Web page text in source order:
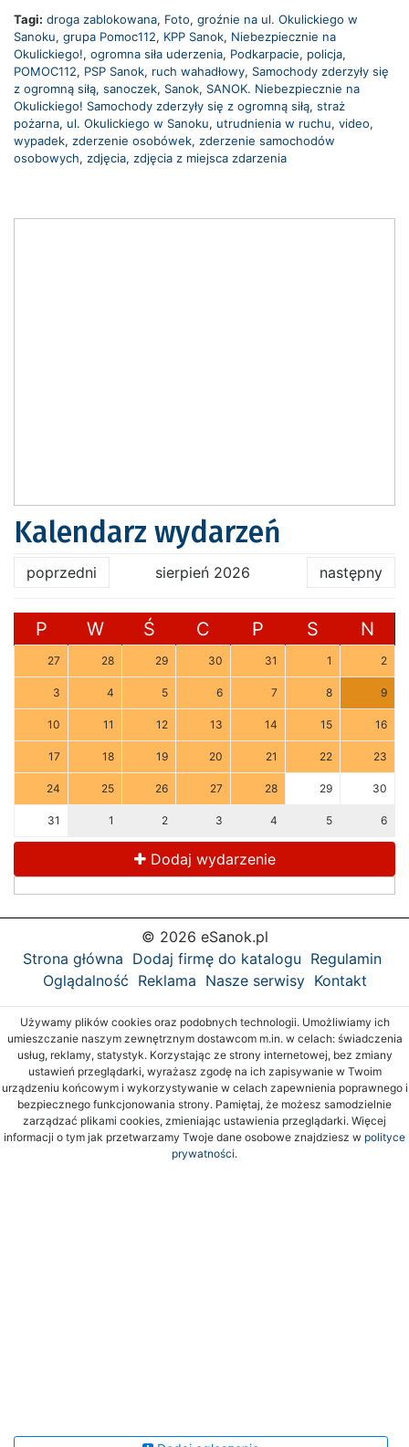
Tagi: droga zablokowana, Foto, groźnie na ul. Okulickiego w
Sanoku, grupa Pomoc112, KPP Sanok, Niebezpiecznie na
Okulickiego!, ogromna siła uderzenia, Podkarpacie, policja,
POMOC112, PSP Sanok, ruch wahadłowy, Samochody zderzyły się
z ogromną siłą, sanoczek, Sanok, SANOK. Niebezpiecznie na
Okulickiego! Samochody zderzyły się z ogromną siłą, straż
pożarna, ul. Okulickiego w Sanoku, utrudnienia w ruchu, video,
wypadek, zderzenie osobówek, zderzenie samochodów
osobowych, zdjęcia, zdjęcia z miejsca zdarzenia
Kalendarz wydarzeń
poprzedni sierpień 2026 następny
P W Ś C P S N
27 28 29 30 31 1 2
3 4 5 6 7 8 9
10 11 12 13 14 15 16
17 18 19 20 21 22 23
24 25 26 27 28 29 30
31 1 2 3 4 5 6
Dodaj wydarzenie
© 2026 eSanok.pl
Strona główna Dodaj firmę do katalogu Regulamin
Oglądalność Reklama Nasze serwisy Kontakt
Używamy plików cookies oraz podobnych technologii. Umożliwiamy ich
umieszczanie naszym zewnętrznym dostawcom m.in. w celach: świadczenia
usług, reklamy, statystyk. Korzystając ze strony internetowej, bez zmiany
ustawień przeglądarki, wyrażasz zgodę na ich zapisywanie w Twoim
urządzeniu końcowym i wykorzystywanie w celach zapewnienia poprawnego i
bezpiecznego funkcjonowania strony. Pamiętaj, że możesz samodzielnie
zarządzać plikami cookies, zmieniając ustawienia przeglądarki. Więcej
informacji o tym jak przetwarzamy Twoje dane osobowe znajdziesz w polityce
prywatności.